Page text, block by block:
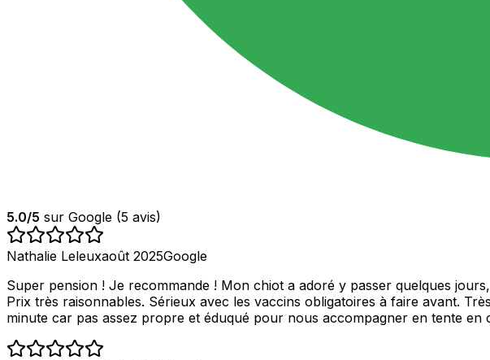
5.0/5 sur Google (5 avis)
Nathalie Leleuxaoût 2025Google
Super pension ! Je recommande ! Mon chiot a adoré y passer quelques
Prix très raisonnables. Sérieux avec les vaccins obligatoires à faire avant.
minute car pas assez propre et éduqué pour nous accompagner en tente en